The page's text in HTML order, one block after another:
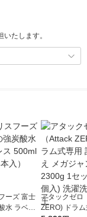
たします。
ーズ 富士
水 ラベル
アタックゼロ
ZERO) ドラ